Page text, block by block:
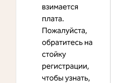
взимается
плата.
Пожалуйста,
обратитесь на
стойку
регистрации,
чтобы узнать,